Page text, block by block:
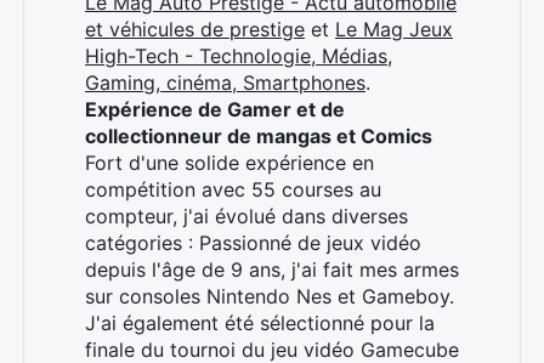
et véhicules de prestige et Le Mag Jeux
High-Tech - Technologie, Médias,
Gaming, cinéma, Smartphones.
Expérience de Gamer et de
collectionneur de mangas et Comics
Fort d'une solide expérience en
compétition avec 55 courses au
compteur, j'ai évolué dans diverses
catégories : Passionné de jeux vidéo
depuis l'âge de 9 ans, j'ai fait mes armes
sur consoles Nintendo Nes et Gameboy.
J'ai également été sélectionné pour la
finale du tournoi du jeu vidéo Gamecube